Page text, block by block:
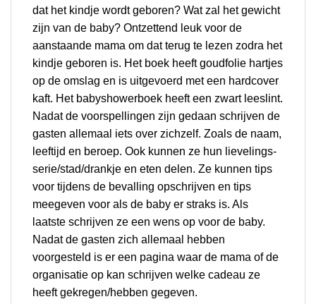
dat het kindje wordt geboren? Wat zal het gewicht
zijn van de baby? Ontzettend leuk voor de
aanstaande mama om dat terug te lezen zodra het
kindje geboren is. Het boek heeft goudfolie hartjes
op de omslag en is uitgevoerd met een hardcover
kaft. Het babyshowerboek heeft een zwart leeslint.
Nadat de voorspellingen zijn gedaan schrijven de
gasten allemaal iets over zichzelf. Zoals de naam,
leeftijd en beroep. Ook kunnen ze hun lievelings-
serie/stad/drankje en eten delen. Ze kunnen tips
voor tijdens de bevalling opschrijven en tips
meegeven voor als de baby er straks is. Als
laatste schrijven ze een wens op voor de baby.
Nadat de gasten zich allemaal hebben
voorgesteld is er een pagina waar de mama of de
organisatie op kan schrijven welke cadeau ze
heeft gekregen/hebben gegeven.